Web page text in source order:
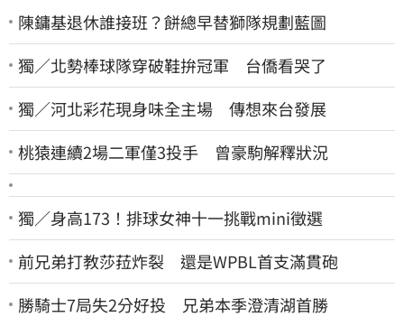
陳鏞基退休誰接班？餅總早替獅隊規劃藍圖
獨／北勢棒球隊穿破鞋拚冠軍 台僑看哭了
獨／河北彩花現身味全主場 傳想來台發展
桃猿連續2場二軍僅3投手 曾豪駒解釋狀況
獨／身高173！排球女神十一挑戰mini徵選
前兄弟打教莎菈炸裂 還是WPBL首支滿貫砲
勝騎士7局失2分好投 兄弟本季澄清湖首勝